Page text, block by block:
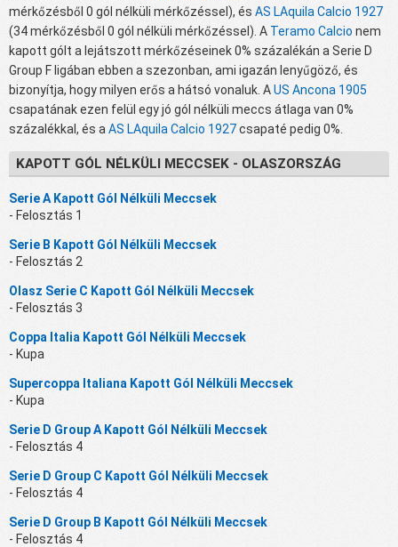
mérkőzésből 0 gól nélküli mérkőzéssel), és AS LAquila Calcio 1927
(34 mérkőzésből 0 gól nélküli mérkőzéssel). A Teramo Calcio nem
kapott gólt a lejátszott mérkőzéseinek 0% százalékán a Serie D
Group F ligában ebben a szezonban, ami igazán lenyűgöző, és
bizonyítja, hogy milyen erős a hátsó vonaluk. AUS Ancona 1905
csapatának ezen felül egy jó gól nélküli meccs átlaga van 0%
százalékkal, és a AS LAquila Calcio 1927csapaté pedig 0%.
KAPOTT GÓL NÉLKÜLI MECCSEK - OLASZORSZÁG
Serie A Kapott Gól Nélküli Meccsek
- Felosztás 1
Serie B Kapott Gól Nélküli Meccsek
- Felosztás 2
Olasz Serie C Kapott Gól Nélküli Meccsek
- Felosztás 3
Coppa Italia Kapott Gól Nélküli Meccsek
- Kupa
Supercoppa Italiana Kapott Gól Nélküli Meccsek
- Kupa
Serie D Group A Kapott Gól Nélküli Meccsek
- Felosztás 4
Serie D Group C Kapott Gól Nélküli Meccsek
- Felosztás 4
Serie D Group B Kapott Gól Nélküli Meccsek
- Felosztás 4